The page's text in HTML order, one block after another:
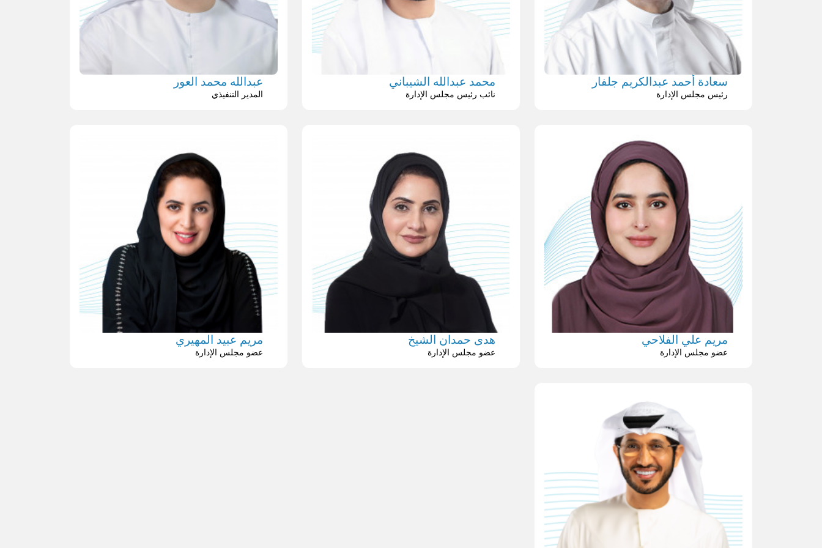
سعادة أحمد عبدالكريم جلفار
رئيس مجلس الإدارة
محمد عبدالله الشيباني
نائب رئيس مجلس الإدارة
عبدالله محمد العور
المدير التنفيذي
مريم علي الفلاحي
عضو مجلس الإدارة
هدى حمدان الشيخ
عضو مجلس الإدارة
مريم عبيد المهيري
عضو مجلس الإدارة